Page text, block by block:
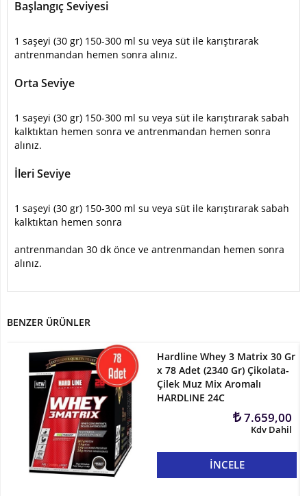
Başlangıç Seviyesi
1 saşeyi (30 gr) 150-300 ml su veya süt ile karıştırarak
antrenmandan hemen sonra alınız.
Orta Seviye
1 saşeyi (30 gr) 150-300 ml su veya süt ile karıştırarak sabah
kalktıktan hemen sonra ve antrenmandan hemen sonra
alınız.
İleri Seviye
1 saşeyi (30 gr) 150-300 ml su veya süt ile karıştırarak sabah
kalktıktan hemen sonra
antrenmandan 30 dk önce ve antrenmandan hemen sonra
alınız.
BENZER ÜRÜNLER
Hardline Whey 3 Matrix 30 Gr
x 78 Adet (2340 Gr) Çikolata-
Çilek Muz Mix Aromalı
HARDLINE 24C
7.659,00
Kdv Dahil
İNCELE